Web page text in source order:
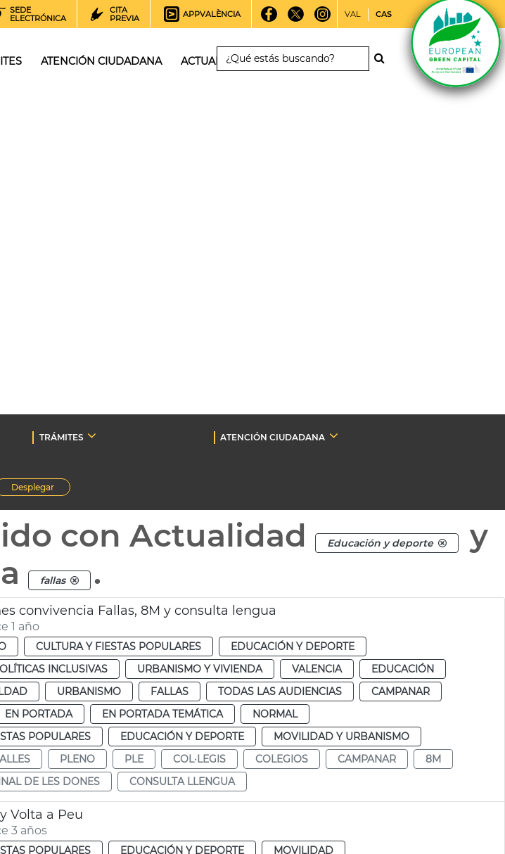
SEDE
ELECTRÓNICA
CITA
PREVIA
APPVALÈNCIA VAL CAS
ATENCIÓN CIUDADANA ACTUALIDAD
TRÁMITES
ATENCIÓN CIUDADANA
Desplegar
con Actualidad Educación y deporte
y
fallas .
convivencia Fallas, 8M y consulta lengua
1 año
CULTURA Y FIESTAS POPULARES
EDUCACIÓN Y DEPORTE
INCLUSIVAS
URBANISMO Y VIVIENDA VALENCIA
EDUCACIÓN
URBANISMO FALLAS TODAS LAS AUDIENCIAS
CAMPANAR
EN PORTADA EN PORTADA TEMÁTICA
NORMAL
POPULARES
EDUCACIÓN Y DEPORTE
MOVILIDAD Y URBANISMO
PLENO PLE COL·LEGIS COLEGIOS CAMPANAR
8M
DE LES DONES
CONSULTA LLENGUA
Volta a Peu
3 años
POPULARES EDUCACIÓN Y DEPORTE
MOVILIDAD